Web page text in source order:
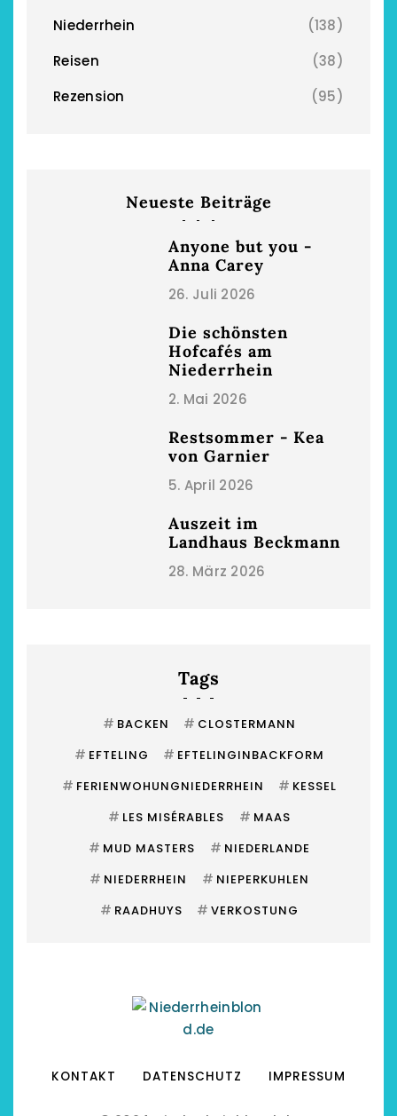
Niederrhein
(138)
Reisen
(38)
Rezension
(95)
Neueste Beiträge
Anyone but you -
Anna Carey
26. Juli 2026
Die schönsten
Hofcafés am
Niederrhein
2. Mai 2026
Restsommer - Kea
von Garnier
5. April 2026
Auszeit im
Landhaus Beckmann
28. März 2026
Tags
# BACKEN # CLOSTERMANN
# EFTELING # EFTELINGINBACKFORM
# FERIENWOHUNGNIEDERRHEIN # KESSEL
# LES MISÉRABLES # MAAS
# MUD MASTERS # NIEDERLANDE
# NIEDERRHEIN # NIEPERKUHLEN
# RAADHUYS # VERKOSTUNG
KONTAKT DATENSCHUTZ IMPRESSUM